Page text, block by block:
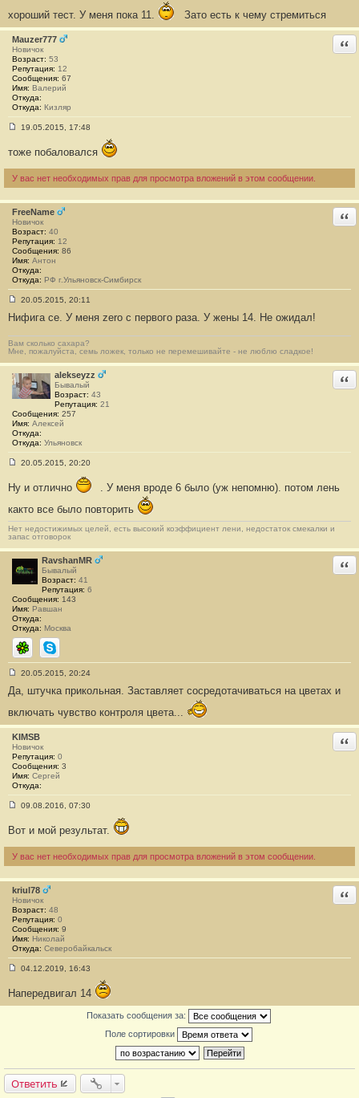
о
б
щ
е
н
и
е
#
8
3
хороший тест. У меня пока 11. Зато есть к чему стремиться
Mauzer777
Новичок
Возраст: 53
Репутация: 12
Сообщения: 67
Имя: Валерий
Откуда:
Откуда: Кизляр
о
е
и
е
#
8
4
19.05.2015, 17:48
тоже побаловался
У вас нет необходимых прав для просмотра вложений в этом сообщении.
FreeName
Новичок
Возраст: 40
Репутация: 12
Сообщения: 86
Имя: Антон
Откуда:
Откуда: РФ г.Ульяновск-Симбирск
о
б
щ
е
н
и
е
#
5
20.05.2015, 20:11
Нифига се. У меня zero с первого раза. У жены 14. Не ожидал!
Вам сколько сахара?
Мне, пожалуйста, семь ложек, только не перемешивайте - не люблю сладкое!
alekseyzz
Бывалый
Возраст: 43
Репутация: 21
Сообщения: 257
Имя: Алексей
Откуда:
Откуда: Ульяновск
о
щ
н
и
е
8
6
20.05.2015, 20:20
Ну и отлично
. У меня вроде 6 было (уж непомню). потом лень
както все было повторить
Нет недостижимых целей, есть высокий коэффициент лени, недостаток смекалки и
запас отговорок
RavshanMR
Бывалый
Возраст: 41
Репутация: 6
Сообщения: 143
Имя: Равшан
Откуда:
Откуда: Москва
ICQ Skype
о
б
щ
е
н
и
е
#
8
7
20.05.2015, 20:24
Да, штучка прикольная. Заставляет сосредотачиваться на цветах и
включать чувство контроля цвета...
KIMSB
Новичок
Репутация: 0
Сообщения: 3
Имя: Сергей
Откуда:
о
е
и
е
#
8
8
09.08.2016, 07:30
Вот и мой результат.
У вас нет необходимых прав для просмотра вложений в этом сообщении.
kriul78
Новичок
Возраст: 48
Репутация: 0
Сообщения: 9
Имя: Николай
Откуда: Северобайкальск
о
б
8
9
04.12.2019, 16:43
Напередвигал 14
Показать сообщения за:
Поле сортировки
Ответить